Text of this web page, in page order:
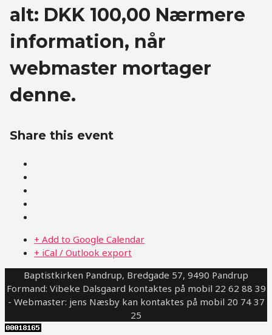
alt: DKK 100,00 Nærmere
information, når
webmaster mortager
denne.
Share this event
+ Add to Google Calendar
+ iCal / Outlook export
Baptistkirken Pandrup, Bredgade 57, 9490 Pandrup
Formand: Vibeke Dalsgaard kontaktes på mobil 22 62 88 39
- Webmaster: jens Næsby kan kontaktes på mobil 20 74 37
25